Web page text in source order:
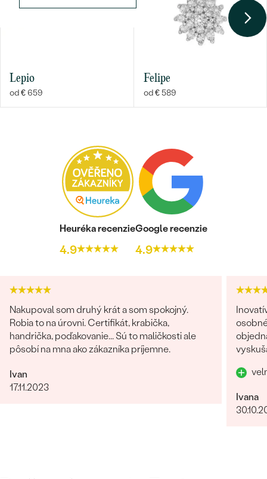
Lepio
od € 659
Felipe
od € 589
Heuréka recenzie
4.9
Google recenzie
4.9
Nakupoval som druhý krát a som spokojný.
Robia to na úrovni. Certifikát, krabička,
handrička, poďakovanie... Sú to maličkosti ale
pôsobí na mna ako zákazníka príjemne.
Ivan
17.11.2023
Ivana